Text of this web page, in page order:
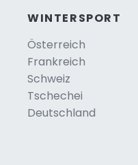
WINTERSPORT
Österreich
Frankreich
Schweiz
Tschechei
Deutschland